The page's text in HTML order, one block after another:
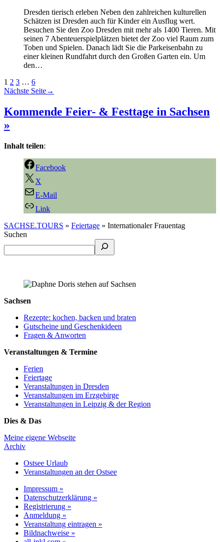
Dresden tierisch erleben Neben den zahlreichen kulturellen
Schätzen ist Dresden auch für Kinder ein Ausflug wert.
Besuchen Sie den Zoo Dresden mit mehr als 1400 Tieren. Mit
seinen 7 Abenteuerspielplätzen bietet der Zoo viel Raum zum
Toben und Spielen. Danach lädt Sie die Parkeisenbahn zu
einer kleinen Rundfahrt durch den Großen Garten ein. Um
den…
1 2 3 … 6
Nächste Seite→
Kommende Feier- & Festtage in Sachsen
»
Inhalt teilen:
Facebook
X
E-Mail
Link
SACHSE.TOURS » Feiertage » Internationaler Frauentag
Suchen
Sachsen
Rezepte: kochen, backen und braten
Gutscheine und Geschenkideen
Fragen & Anworten
Veranstaltungen & Termine
Ferien
Feiertage
Veranstaltungen in Dresden
Veranstaltungen im Erzgebirge
Veranstaltungen in Leipzig & der Region
Dies & Das
Meine eigene Webseite
Archiv
Ostsee Urlaub
Veranstaltungen an der Ostsee
Impressum »
Datenschutzerklärung »
Registrierung »
Anmeldung »
Veranstaltung eintragen »
Bildnachweise »